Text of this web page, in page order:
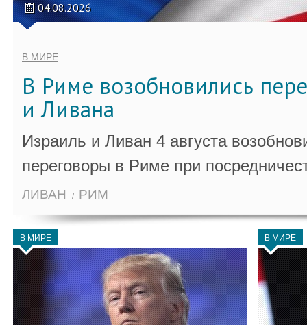
04.08.2026
В МИРЕ
В Риме возобновились
и Ливана
Израиль и Ливан 4 августа
переговоры в Риме при
ЛИВАН РИМ
В МИРЕ В МИРЕ